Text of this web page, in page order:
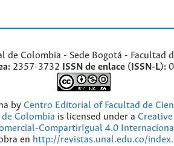
de Colombia - Sede Bogotá - Facultad
2357-3732 ISSN de enlace (ISSN-L):
by Centro Editorial of Facultad de
Colombia is licensed under a
CompartirIgual 4.0
en http://revistas.unal.edu.co/